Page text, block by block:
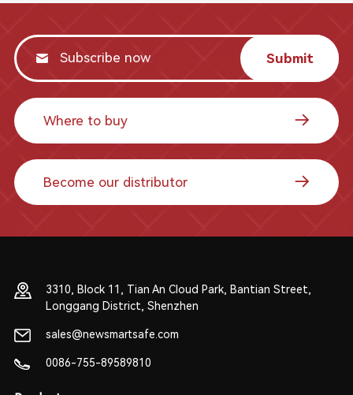
Submit
Where to buy
Become our distributor
3310, Block 11, Tian An Cloud Park, Bantian Street,
Longgang District, Shenzhen
sales@newsmartsafe.com
0086-755-89589810